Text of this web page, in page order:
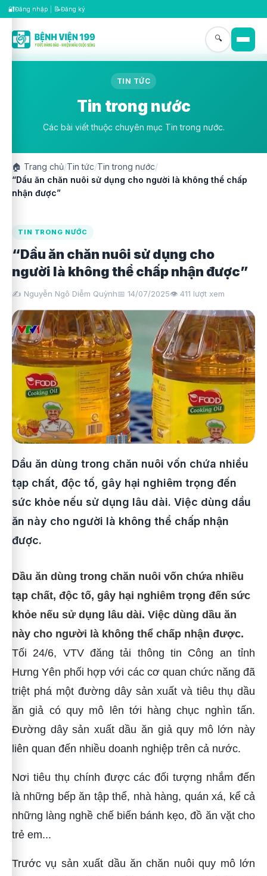
🔐Đăng nhập 📝Đăng ký
🔍
TIN TỨC
Tin trong nước
Các bài viết thuộc chuyên mục Tin trong nước.
🏠 Trang chủ/Tin tức/Tin trong nước/
“Dầu ăn chăn nuôi sử dụng cho người là không thể chấp
nhận được”
TIN TRONG NƯỚC
“Dầu ăn chăn nuôi sử dụng cho
người là không thể chấp nhận được”
✍️ Nguyễn Ngô Diễm Quỳnh📅 14/07/2025👁️ 411 lượt xem
Dầu ăn dùng trong chăn nuôi vốn chứa nhiều
tạp chất, độc tố, gây hại nghiêm trọng đến
sức khỏe nếu sử dụng lâu dài. Việc dùng dầu
ăn này cho người là không thể chấp nhận
được.
Dầu ăn dùng trong chăn nuôi vốn chứa nhiều
tạp chất, độc tố, gây hại nghiêm trọng đến sức
khỏe nếu sử dụng lâu dài. Việc dùng dầu ăn
này cho người là không thể chấp nhận được.
Tối 24/6, VTV đăng tải thông tin Công an tỉnh
Hưng Yên phối hợp với các cơ quan chức năng đã
triệt phá một đường dây sản xuất và tiêu thụ dầu
ăn giả có quy mô lên tới hàng chục nghìn tấn.
Đường dây sản xuất dầu ăn giả quy mô lớn này
liên quan đến nhiều doanh nghiệp trên cả nước.
Nơi tiêu thụ chính được các đối tượng nhắm đến
là những bếp ăn tập thể, nhà hàng, quán xá, kể cả
những làng nghề chế biến bánh kẹo, đồ ăn vặt cho
trẻ em...
Trước vụ sản xuất dầu ăn chăn nuôi quy mô lớn